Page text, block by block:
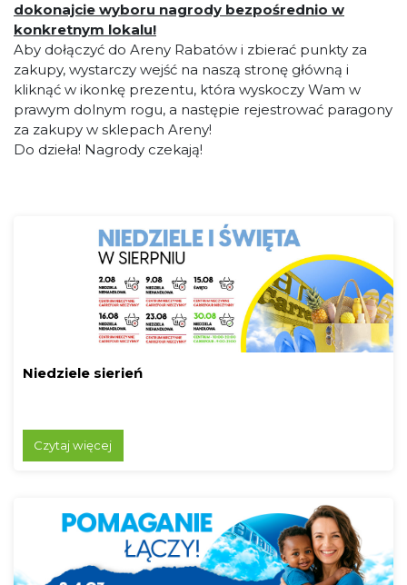
dokonajcie wyboru nagrody bezpośrednio w
konkretnym lokalu!
Aby dołączyć do Areny Rabatów i zbierać punkty za
zakupy, wystarczy wejść na naszą stronę główną i
kliknąć w ikonkę prezentu, która wyskoczy Wam w
prawym dolnym rogu, a następie rejestrować paragony
za zakupy w sklepach Areny!
Do dzieła! Nagrody czekają!
Niedziele sierień
Czytaj więcej